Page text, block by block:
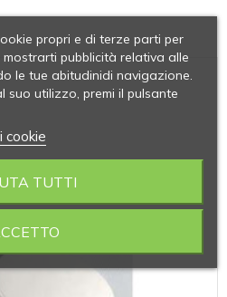
propri e di terze parti per
pubblicità relativa alle
le tue abitudinidi navigazione.
suo utilizzo, premi il pulsante
cookie
TUTTI